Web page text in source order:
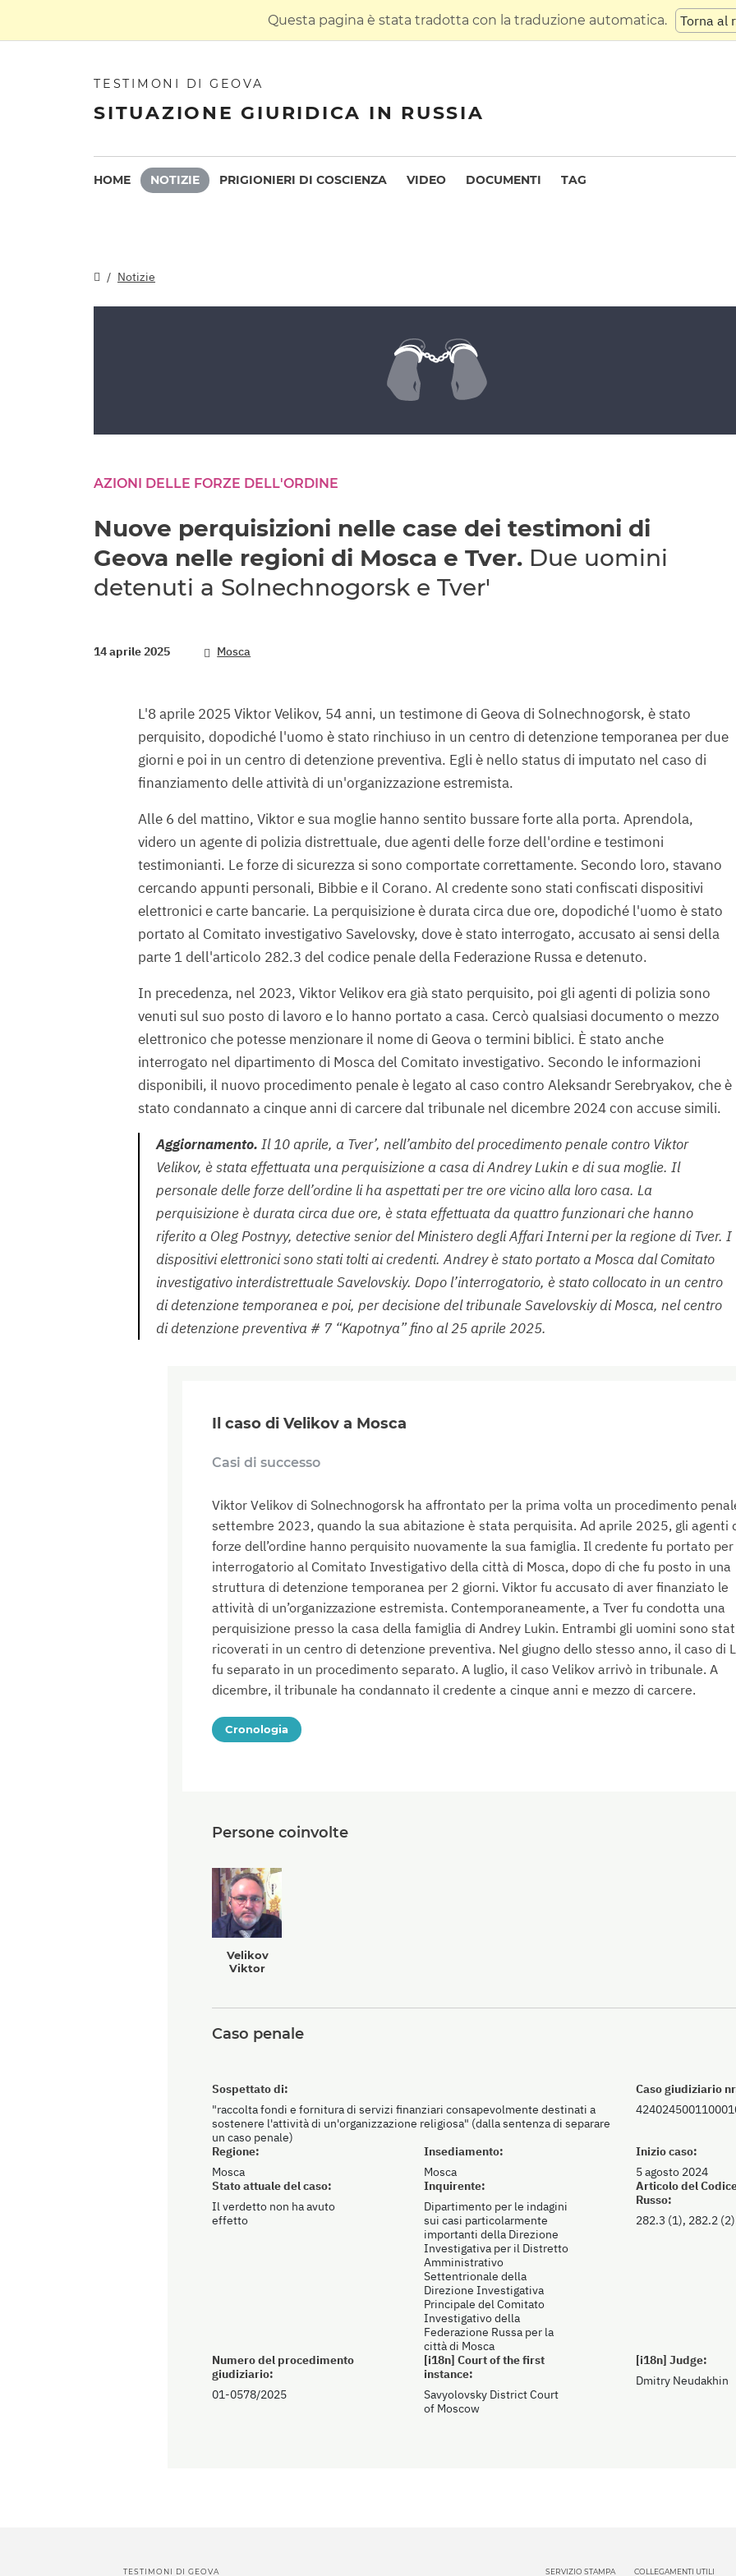
Questa pagina è stata tradotta con la traduzione automatica. Torna al
TESTIMONI DI GEOVA
SITUAZIONE GIURIDICA IN RUSSIA
HOME NOTIZIE PRIGIONIERI DI COSCIENZA VIDEO DOCUMENTI TAG
Notizie
AZIONI DELLE FORZE DELL'ORDINE
Nuove perquisizioni nelle case dei testimoni di
Geova nelle regioni di Mosca e Tver. Due uomini
detenuti a Solnechnogorsk e Tver'
14 aprile 2025 Mosca
L'8 aprile 2025 Viktor Velikov, 54 anni, un testimone di Geova di Solnechnogorsk, è stato
perquisito, dopodiché l'uomo è stato rinchiuso in un centro di detenzione temporanea per due
giorni e poi in un centro di detenzione preventiva. Egli è nello status di imputato nel caso di
finanziamento delle attività di un'organizzazione estremista.
Alle 6 del mattino, Viktor e sua moglie hanno sentito bussare forte alla porta. Aprendola,
videro un agente di polizia distrettuale, due agenti delle forze dell'ordine e testimoni
testimonianti. Le forze di sicurezza si sono comportate correttamente. Secondo loro, stavano
cercando appunti personali, Bibbie e il Corano. Al credente sono stati confiscati dispositivi
elettronici e carte bancarie. La perquisizione è durata circa due ore, dopodiché l'uomo è stato
portato al Comitato investigativo Savelovsky, dove è stato interrogato, accusato ai sensi della
parte 1 dell'articolo 282.3 del codice penale della Federazione Russa e detenuto.
In precedenza, nel 2023, Viktor Velikov era già stato perquisito, poi gli agenti di polizia sono
venuti sul suo posto di lavoro e lo hanno portato a casa. Cercò qualsiasi documento o mezzo
elettronico che potesse menzionare il nome di Geova o termini biblici. È stato anche
interrogato nel dipartimento di Mosca del Comitato investigativo. Secondo le informazioni
disponibili, il nuovo procedimento penale è legato al caso contro Aleksandr Serebryakov, che è
stato condannato a cinque anni di carcere dal tribunale nel dicembre 2024 con accuse simili.
Aggiornamento. Il 10 aprile, a Tver’, nell’ambito del procedimento penale contro Viktor
Velikov, è stata effettuata una perquisizione a casa di Andrey Lukin e di sua moglie. Il
personale delle forze dell’ordine li ha aspettati per tre ore vicino alla loro casa. La
perquisizione è durata circa due ore, è stata effettuata da quattro funzionari che hanno
riferito a Oleg Postnyy, detective senior del Ministero degli Affari Interni per la regione di Tver. I
dispositivi elettronici sono stati tolti ai credenti. Andrey è stato portato a Mosca dal Comitato
investigativo interdistrettuale Savelovskiy. Dopo l’interrogatorio, è stato collocato in un centro
di detenzione temporanea e poi, per decisione del tribunale Savelovskiy di Mosca, nel centro
di detenzione preventiva # 7 “Kapotnya” fino al 25 aprile 2025.
Il caso di Velikov a Mosca
Casi di successo
Viktor Velikov di Solnechnogorsk ha affrontato per la prima volta un procedimento
settembre 2023, quando la sua abitazione è stata perquisita. Ad aprile 2025, gli agenti
forze dell’ordine hanno perquisito nuovamente la sua famiglia. Il credente fu portato per
interrogatorio al Comitato Investigativo della città di Mosca, dopo di che fu posto in una
struttura di detenzione temporanea per 2 giorni. Viktor fu accusato di aver finanziato le
attività di un’organizzazione estremista. Contemporaneamente, a Tver fu condotta una
perquisizione presso la casa della famiglia di Andrey Lukin. Entrambi gli uomini sono
ricoverati in un centro di detenzione preventiva. Nel giugno dello stesso anno, il caso di
fu separato in un procedimento separato. A luglio, il caso Velikov arrivò in tribunale. A
dicembre, il tribunale ha condannato il credente a cinque anni e mezzo di carcere.
Cronologia
Persone coinvolte
Velikov
Viktor
Caso penale
Regione:
Mosca
Insediamento:
Mosca
Sospettato di:
"raccolta fondi e fornitura di servizi finanziari consapevolmente destinati a
sostenere l'attività di un'organizzazione religiosa" (dalla sentenza di separare
un caso penale)
Caso giudiziario
Inizio caso:
5 agosto 2024
Stato attuale del caso:
Il verdetto non ha avuto
effetto
Inquirente:
Dipartimento per le indagini
sui casi particolarmente
importanti della Direzione
Investigativa per il Distretto
Amministrativo
Settentrionale della
Direzione Investigativa
Principale del Comitato
Investigativo della
Federazione Russa per la
città di Mosca
Articolo del
Russo:
282.3 (1), 282.2 (2)
Numero del procedimento
giudiziario:
01-0578/2025
[i18n] Court of the first
instance:
Savyolovsky District Court
of Moscow
[i18n] Judge:
Dmitry Neudakhin
TESTIMONI DI GEOVA SERVIZIO STAMPA COLLEGAMENTI UTILI